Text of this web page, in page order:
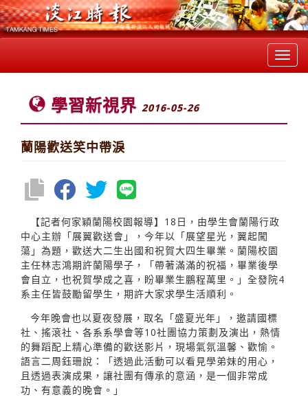
學習新視界 2016-05-26
蘭陽歡送笑中帶淚
【記者何家穎蘭陽校園報導】18日，由學生會蘭陽行政
中心主辦「展翼歡送會」，今年以「展望星光，翼起闖
蕩」為題，歡送大二生出國和祝賀大四生畢業。蘭陽校園
主任林志鴻期許蘭陽學子，「帶著滿滿的祝福，畢業後學
會自立，也祝賀學成之喜，盼畢業生鵬程萬里。」全發院4
系主任皆鼓勵留學生，期許大家求學生活順利。
今年晚會也以夏夜發展，取名「盛夏光年」，邀請國標
社、搖滾社、各系系學會等10社團協力策劃及演出，熱情
的舞蹈配上精心準備的歡送影片，現場氣氛溫馨、歡愉。
語言二周鈺珊說：「透過此活動可以看見學弟妹的用心，
且透過表演成果，讓社團有傳承的意涵，是一個非常成
功、有意義的晚會。」